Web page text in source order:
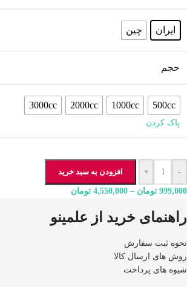
ایران چین
حجم
500cc
1000cc
2000cc
3000cc
پاک کردن
-
+ افزودن به سبد خرید
999,000 تومان –
4,550,000 تومان
راهنمای خرید از علمینو
نحوه ثبت سفارش
روش های ارسال کالا
شیوه های پرداخت